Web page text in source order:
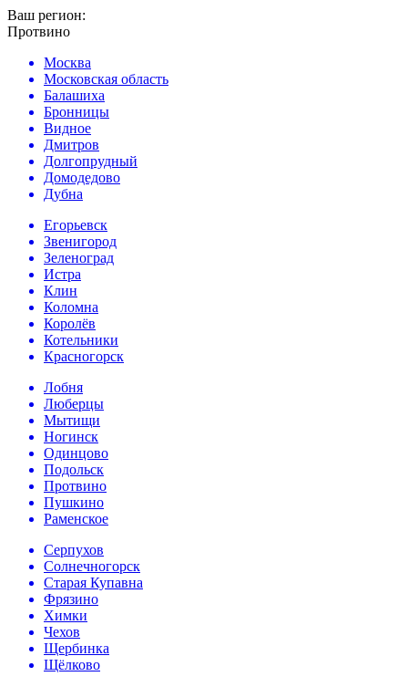
Ваш регион:
Протвино
Москва
Московская область
Балашиха
Бронницы
Видное
Дмитров
Долгопрудный
Домодедово
Дубна
Егорьевск
Звенигород
Зеленоград
Истра
Клин
Коломна
Королёв
Котельники
Красногорск
Лобня
Люберцы
Мытищи
Ногинск
Одинцово
Подольск
Протвино
Пушкино
Раменское
Серпухов
Солнечногорск
Старая Купавна
Фрязино
Химки
Чехов
Щербинка
Щёлково